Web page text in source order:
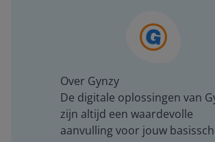
Over Gynzy
De digitale oplossingen van
zijn altijd een waardevolle
aanvulling voor jouw